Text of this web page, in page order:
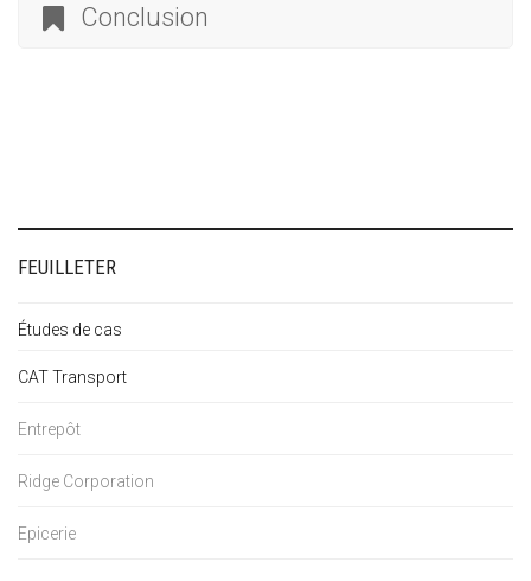
Conclusion
FEUILLETER
Études de cas
CAT Transport
Entrepôt
Ridge Corporation
Epicerie